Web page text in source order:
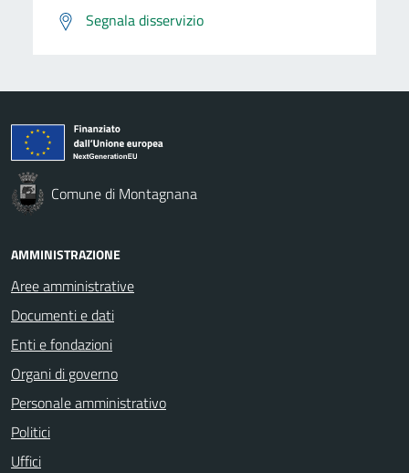
Segnala disservizio
Comune di Montagnana
AMMINISTRAZIONE
Aree amministrative
Documenti e dati
Enti e fondazioni
Organi di governo
Personale amministrativo
Politici
Uffici